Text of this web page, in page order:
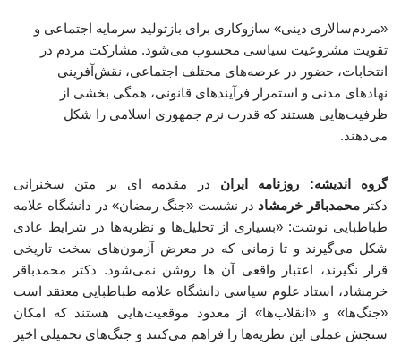
«مردم‌سالاری دینی» سازوکاری برای بازتولید سرمایه اجتماعی و
تقویت مشروعیت سیاسی محسوب می‌شود. مشارکت مردم در
انتخابات، حضور در عرصه‌های مختلف اجتماعی، نقش‌آفرینی
نهادهای مدنی و استمرار فرآیندهای قانونی، همگی بخشی از
ظرفیت‌هایی هستند که قدرت نرم جمهوری اسلامی را شکل
می‌دهند.
گروه اندیشه: روزنامه ایران در مقدمه ای بر متن سخنرانی
دکترمحمدباقر خرمشاد در نشست «جنگ رمضان» در دانشگاه علامه
طباطبایی نوشت: «بسیاری از تحلیل‌ها و نظریه‌ها در شرایط عادی
شکل می‌گیرند و تا زمانی که در معرض آزمون‌های سخت تاریخی
قرار نگیرند، اعتبار واقعی آن ها روشن نمی‌شود. دکتر محمدباقر
خرمشاد، استاد علوم سیاسی دانشگاه علامه طباطبایی معتقد است
«جنگ‌ها» و «انقلاب‌ها» از معدود موقعیت‌هایی هستند که امکان
سنجش عملی این نظریه‌ها را فراهم می‌کنند و جنگ‌های تحمیلی اخیر